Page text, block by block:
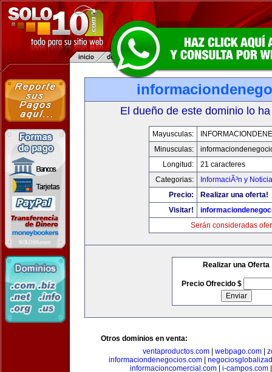
El dueño de este dominio lo
Mayusculas:
Minusculas:
Longitud:
21 caracteres
Categorias:
InformaciÃ³n y
Precio:
Realizar una oferta!
Visitar!
Serán consideradas
Realizar una Oferta
Precio Ofrecido $
Otros dominios en venta:
ventaproductos.com
webpago.com
informaciondenegocios.com|
informacioncomercial.com| i-campos.com